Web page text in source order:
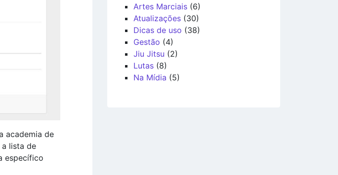
academia de
lista de
específico
Artes Marciais (6)
Atualizações (30)
Dicas de uso (38)
Gestão (4)
Jiu Jitsu (2)
Lutas (8)
Na Mídia (5)